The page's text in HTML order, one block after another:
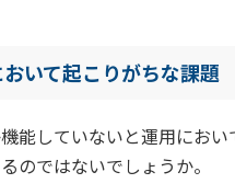
いて起こりがちな課題
能していないと運用にお
のではないでしょうか。